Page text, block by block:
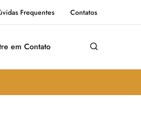
Frequentes Contatos
em Contato